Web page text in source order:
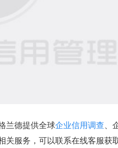
兰德提供全球企业信用调查、
服务，可以联系在线客服获